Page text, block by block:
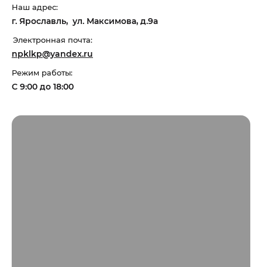
Электронная почта:
npklkp@yandex.ru
Режим работы:
С 9:00 до 18:00
Наш адрес:
г. Ярославль, ул. Максимова, д.9а